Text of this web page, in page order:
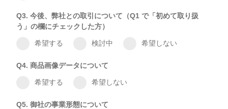
Q3. 今後、弊社との取引について（Q1 で「初めて取り扱
う」の欄にチェックした方）
希望する 検討中 希望しない
Q4. 商品画像データについて
希望する 希望しない
Q5. 御社の事業形態について